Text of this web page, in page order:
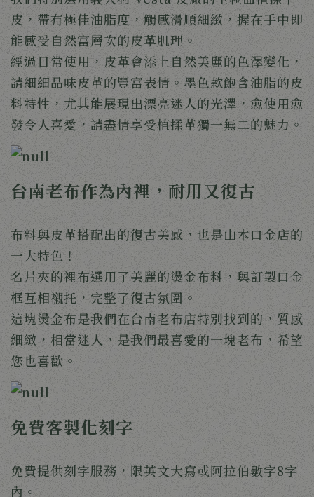
皮，帶有極佳油脂度，觸感滑順細緻，握在手中即
能感受自然富層次的皮革肌理。
經過日常使用，皮革會添上自然美麗的色澤變化，
請細細品味皮革的豐富表情。墨色款飽含油脂的皮
料特性，尤其能展現出漂亮迷人的光澤，愈使用愈
發令人喜愛，請盡情享受植揉革獨一無二的魅力。
台南老布作為內裡，耐用又復古
布料與皮革搭配出的復古美感，也是山本口金店的
一大特色！
名片夾的裡布選用了美麗的燙金布料，與訂製口金
框互相襯托，完整了復古氛圍。
這塊燙金布是我們在台南老布店特別找到的，質感
細緻，相當迷人，是我們最喜愛的一塊老布，希望
您也喜歡。
免費客製化刻字
免費提供刻字服務，限英文大寫或阿拉伯數字8字
內。